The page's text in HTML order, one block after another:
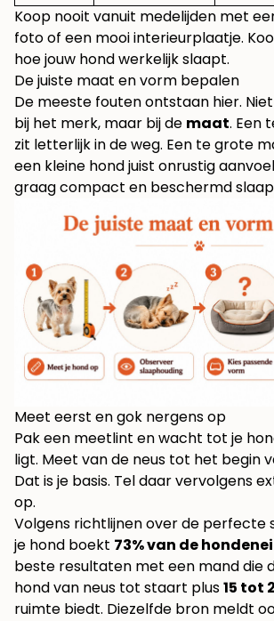
Koop nooit vanuit medelijden met
foto of een mooi interieurplaatje.
hoe jouw hond werkelijk slaapt.
De juiste maat en vorm bepalen
De meeste fouten ontstaan hier.
bij het merk, maar bij de maat. Een
zit letterlijk in de weg. Een te grote
een kleine hond juist onrustig
graag compact en beschermd
Meet eerst en gok nergens op
Pak een meetlint en wacht tot je
ligt. Meet van de neus tot het begin
Dat is je basis. Tel daar vervolgens
op.
Volgens richtlijnen over de perfecte
je hond boekt 73% van de
beste resultaten met een mand die
hond van neus tot staart plus15 tot
ruimte biedt. Diezelfde bron meldt